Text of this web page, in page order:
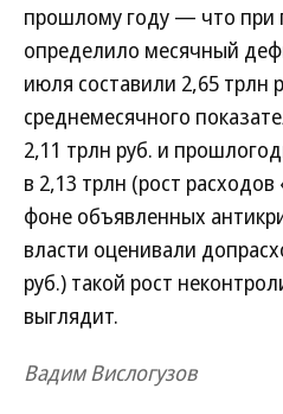
прошлому году — что при
определило месячный
июля составили 2,65 трлн
среднемесячного
2,11 трлн руб. и
в 2,13 трлн (рост
фоне объявленных
власти оценивали
руб.) такой рост
выглядит.
Вадим Вислогузов